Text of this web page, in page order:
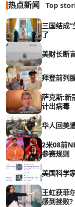
热点新闻 Top
三国结成
了
美财长断
拜登前列
萨克斯:新
计出病毒
华人回美
2米08前
参赛规则
美国科学
王虹获菲
感到挫败?